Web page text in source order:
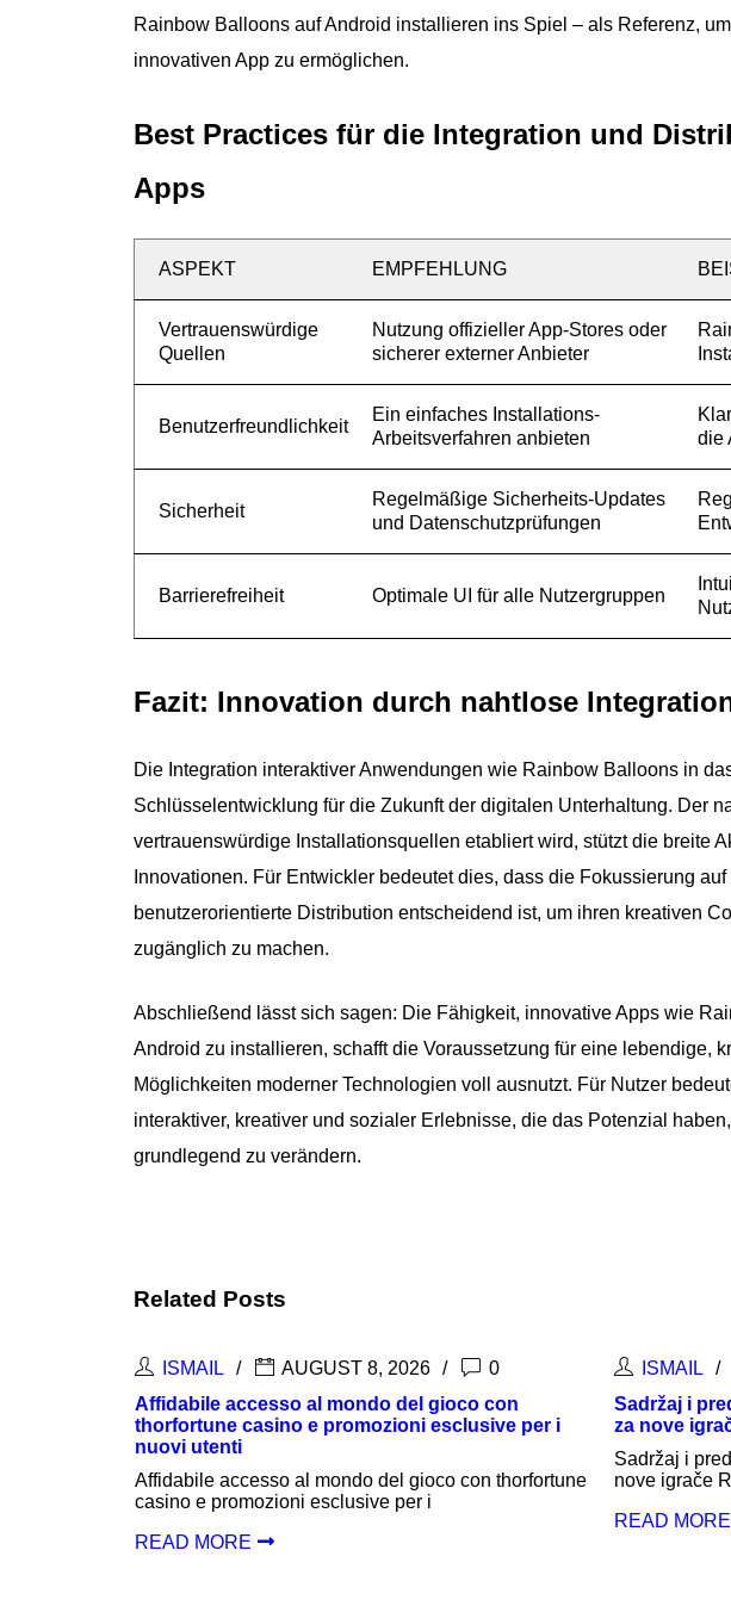
Rainbow Balloons auf Android installieren ins Spiel – als Referenz,
innovativen App zu ermöglichen.
Best Practices für die Integration und
Apps
ASPEKT EMPFEHLUNG
Vertrauenswürdige
Quellen
Nutzung offizieller App-Stores oder
sicherer externer Anbieter
Benutzerfreundlichkeit
Ein einfaches Installations-
Arbeitsverfahren anbieten
die
Sicherheit
Regelmäßige Sicherheits-Updates
und Datenschutzprüfungen
Barrierefreiheit Optimale UI für alle Nutzergruppen
Fazit: Innovation durch nahtlose
Die Integration interaktiver Anwendungen wie Rainbow Balloons in
Schlüsselentwicklung für die Zukunft der digitalen Unterhaltung. Der
vertrauenswürdige Installationsquellen etabliert wird, stützt die breite
Innovationen. Für Entwickler bedeutet dies, dass die Fokussierung
benutzerorientierte Distribution entscheidend ist, um ihren kreativen
zugänglich zu machen.
Abschließend lässt sich sagen: Die Fähigkeit, innovative Apps wie
Android zu installieren, schafft die Voraussetzung für eine lebendige,
Möglichkeiten moderner Technologien voll ausnutzt. Für Nutzer
interaktiver, kreativer und sozialer Erlebnisse, die das Potenzial
grundlegend zu verändern.
Related Posts
0
del gioco con
esclusive per i
del gioco con thorfortune
ISMAIL AUGUST 8, 2026
0
Sadržaj i prednosti igranja uz thor fortune casino
za nove igrače
Sadržaj i prednosti igranja uz thor fortune casino za
nove igrače Raznolikost igara u